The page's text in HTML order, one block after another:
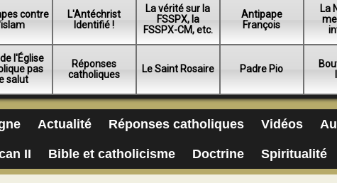
contre
L'Antéchrist
Identifié !
La vérité sur la
FSSPX, la
FSSPX-CM, etc.
Antipape
François
La
l'Église
pas
salut
Réponses
catholiques
Le Saint Rosaire Padre Pio
Actualité Réponses catholiques Vidéos
II Bible et catholicisme Doctrine Spiritualité